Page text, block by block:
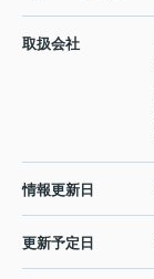
取扱会社
情報更新日
更新予定日